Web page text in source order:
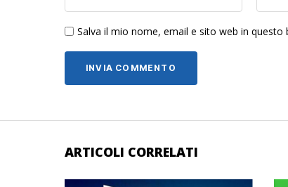
Salva il mio nome, email e sito web in
ARTICOLI CORRELATI